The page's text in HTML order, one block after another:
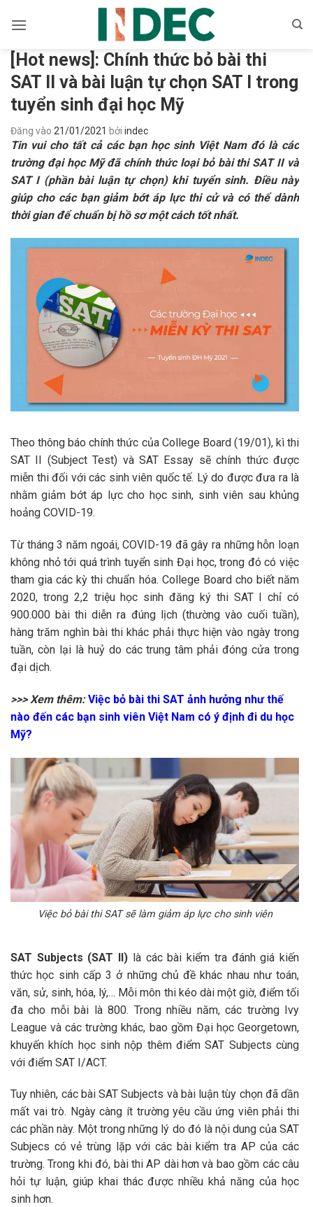
qua
dung[Hot news]: Chính thức bỏ bài thi
SAT II và bài luận tự chọn SAT I trong
tuyển sinh đại học Mỹ
Đăng vào 21/01/2021 bởi indec
Tin vui cho tất cả các bạn học sinh Việt Nam đó là các
trường đại học Mỹ đã chính thức loại bỏ bài thi SAT II và
SAT I (phần bài luận tự chọn) khi tuyển sinh. Điều này
giúp cho các bạn giảm bớt áp lực thi cử và có thể dành
thời gian để chuẩn bị hồ sơ một cách tốt nhất.
Theo thông báo chính thức của College Board (19/01), kì thi
SAT II (Subject Test) và SAT Essay sẽ chính thức được
miễn thi đối với các sinh viên quốc tế. Lý do được đưa ra là
nhằm giảm bớt áp lực cho học sinh, sinh viên sau khủng
hoảng COVID-19.
Từ tháng 3 năm ngoái, COVID-19 đã gây ra những hỗn loạn
không nhỏ tới quá trình tuyển sinh Đại học, trong đó có việc
tham gia các kỳ thi chuẩn hóa. College Board cho biết năm
2020, trong 2,2 triệu học sinh đăng ký thi SAT I chỉ có
900.000 bài thi diễn ra đúng lịch (thường vào cuối tuần),
hàng trăm nghìn bài thi khác phải thực hiện vào ngày trong
tuần, còn lại là huỷ do các trung tâm phải đóng cửa trong
đại dịch.
>>> Xem thêm: Việc bỏ bài thi SAT ảnh hưởng như thế
nào đến các bạn sinh viên Việt Nam có ý định đi du học
Mỹ?
Việc bỏ bài thi SAT sẽ làm giảm áp lực cho sinh viên
SAT Subjects (SAT II) là các bài kiểm tra đánh giá kiến
thức học sinh cấp 3 ở những chủ đề khác nhau như toán,
văn, sử, sinh, hóa, lý,… Mỗi môn thi kéo dài một giờ, điểm tối
đa cho mỗi bài là 800. Trong nhiều năm, các trường Ivy
League và các trường khác, bao gồm Đại học Georgetown,
khuyến khích học sinh nộp thêm điểm SAT Subjects cùng
với điểm SAT I/ACT.
Tuy nhiên, các bài SAT Subjects và bài luận tùy chọn đã dần
mất vai trò. Ngày càng ít trường yêu cầu ứng viên phải thi
các phần này. Một trong những lý do đó là nội dung của SAT
Subjecs có vẻ trùng lặp với các bài kiểm tra AP của các
trường. Trong khi đó, bài thi AP dài hơn và bao gồm các câu
hỏi tự luận, giúp khai thác được nhiều khả năng của học
sinh hơn.